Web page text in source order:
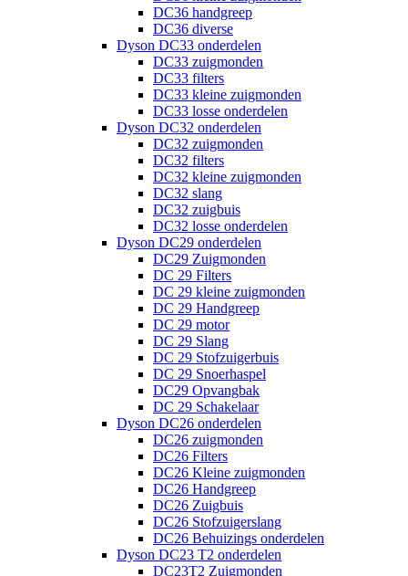
DC36 handgreep
DC36 diverse
Dyson DC33 onderdelen
DC33 zuigmonden
DC33 filters
DC33 kleine zuigmonden
DC33 losse onderdelen
Dyson DC32 onderdelen
DC32 zuigmonden
DC32 filters
DC32 kleine zuigmonden
DC32 slang
DC32 zuigbuis
DC32 losse onderdelen
Dyson DC29 onderdelen
DC29 Zuigmonden
DC 29 Filters
DC 29 kleine zuigmonden
DC 29 Handgreep
DC 29 motor
DC 29 Slang
DC 29 Stofzuigerbuis
DC 29 Snoerhaspel
DC29 Opvangbak
DC 29 Schakelaar
Dyson DC26 onderdelen
DC26 zuigmonden
DC26 Filters
DC26 Kleine zuigmonden
DC26 Handgreep
DC26 Zuigbuis
DC26 Stofzuigerslang
DC26 Behuizings onderdelen
Dyson DC23 T2 onderdelen
DC23T2 Zuigmonden